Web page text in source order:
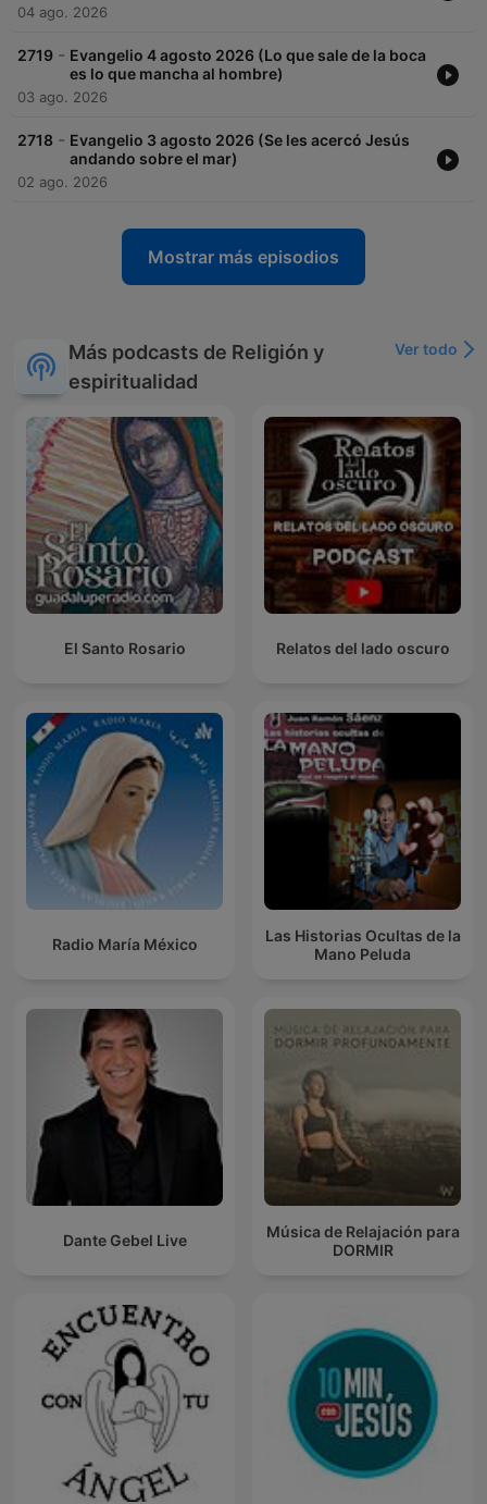
04 ago. 2026
2719 - Evangelio 4 agosto 2026 (Lo que sale de la boca
es lo que mancha al hombre)
03 ago. 2026
2718 - Evangelio 3 agosto 2026 (Se les acercó Jesús
andando sobre el mar)
02 ago. 2026
Mostrar más episodios
Más podcasts de Religión y
espiritualidad
Ver todo
El Santo Rosario Relatos del lado oscuro
Radio María México
Las Historias Ocultas de la
Mano Peluda
Dante Gebel Live
Música de Relajación para
DORMIR